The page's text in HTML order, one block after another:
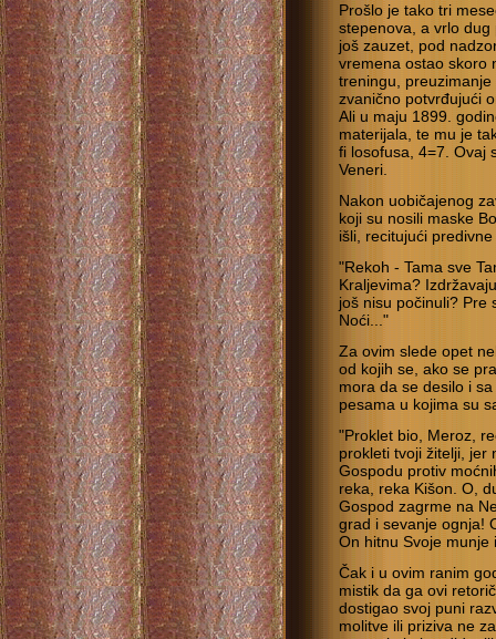
Prošlo je tako tri
stepenova, a vrlo
još zauzet, pod
vremena ostao skoro
treningu,
zvanično potvrđujući
Ali u maju 1899.
materijala, te mu je
fi losofusa, 4=7. Ovaj
Veneri.
Nakon uobičajenog
koji su nosili maske
išli, recitujući
"Rekoh - Tama sve
Kraljevima?
još nisu počinuli? Pre
Noći..."
Za ovim slede opet
od kojih se, ako se
mora da se desilo i
pesama u kojima su
"Proklet bio, Meroz,
prokleti tvoji žitelji, jer
Gospodu protiv
reka, reka Kišon. O,
Gospod zagrme na
grad i sevanje ognja!
On hitnu Svoje munje
Čak i u ovim ranim
mistik da ga ovi
dostigao svoj puni
molitve ili priziva ne